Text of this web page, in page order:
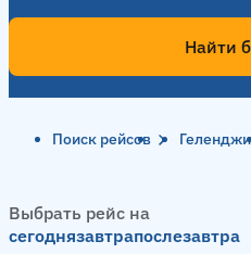
Найти
Поиск рейсов
Выбрать рейс на
сегоднязавтрапослезавтра